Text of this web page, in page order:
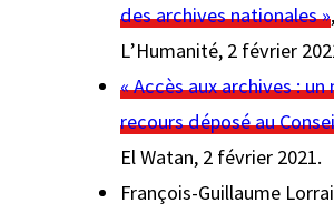
des archives nationales »,
L’Humanité, 2 février
« Accès aux archives : un
recours déposé au
El Watan, 2 février 2021.
François-Guillaume